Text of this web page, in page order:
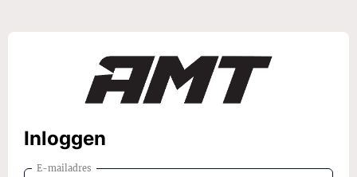
Inloggen
E-mailadres